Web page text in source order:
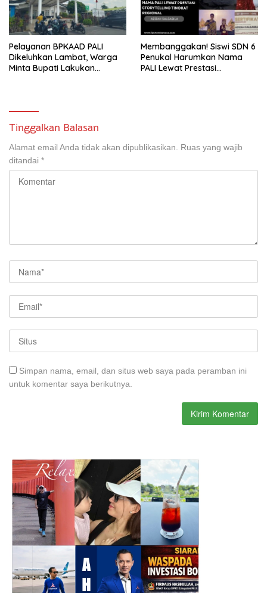
Pelayanan BPKAAD PALI
Dikeluhkan Lambat, Warga
Minta Bupati Lakukan
Membanggakan! Siswi SDN 6
Penukal Harumkan Nama
PALI Lewat Prestasi
Tinggalkan Balasan
Alamat email Anda tidak akan dipublikasikan.
Ruas yang wajib
ditandai *
Simpan nama, email, dan situs web saya pada peramban ini
untuk komentar saya berikutnya.